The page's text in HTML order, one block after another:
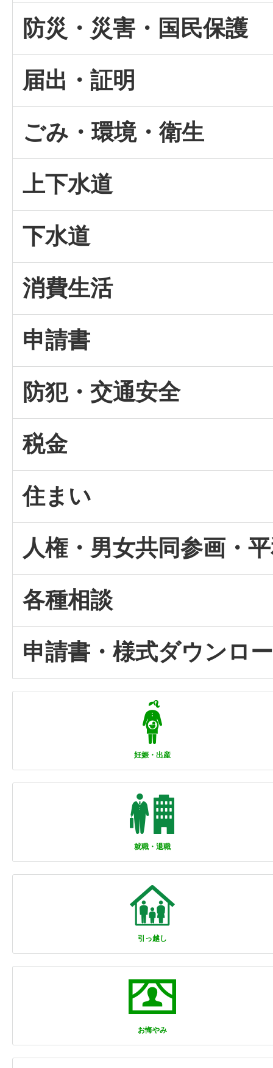
防災・災害・国民保護
届出・証明
ごみ・環境・衛生
上下水道
下水道
消費生活
申請書
防犯・交通安全
税金
住まい
人権・男女共同参画・
各種相談
申請書・様式ダウンロ
妊娠・出産
就職・退職
引っ越し
お悔やみ